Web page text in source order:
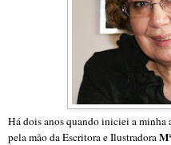
Há dois anos quando iniciei a
pela mão da Escritora e Ilustradora